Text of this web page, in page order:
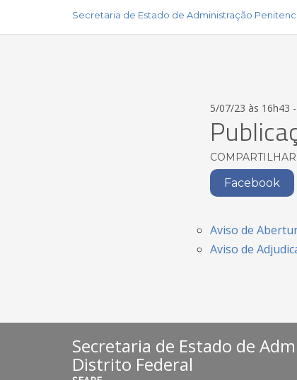
Secretaria de Estado de Administração
5/07/23 às 16h43
COMPARTILHAR
Facebook
Aviso de
Aviso de
Secretaria de Estado de
Distrito Federal